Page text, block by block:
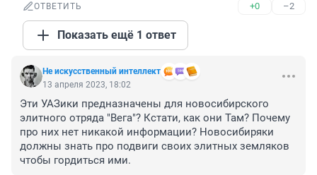
ОТВЕТИТЬ +0 –2
Показать ещё 1 ответ
Не искусственный интеллект
13 апреля 2023, 18:02
Эти УАЗики предназначены для новосибирского
элитного отряда "Вега"? Кстати, как они Там? Почему
про них нет никакой информации? Новосибиряки
должны знать про подвиги своих элитных земляков
чтобы гордиться ими.